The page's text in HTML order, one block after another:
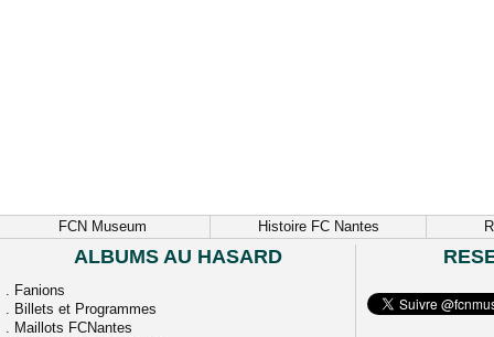
FCN Museum Histoire FC Nantes
ALBUMS AU HASARD
. Fanions
. Billets et Programmes
. Maillots FCNantes